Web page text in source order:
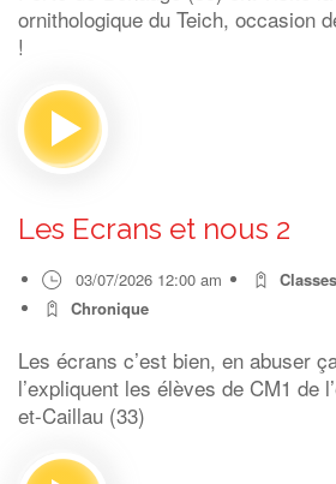
ornithologique du Teich, occasion
!
Les Ecrans et nous 2
03/07/2026 12:00 am
Chronique
Les écrans c’est bien, en abuser
l’expliquent les élèves de CM1 de
et-Caillau (33)